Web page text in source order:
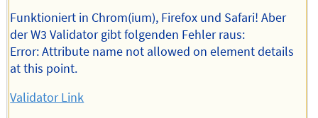
Funktioniert in Chrom(ium), Firefox und Safari! Aber
der W3 Validator gibt folgenden Fehler raus:
Error: Attribute name not allowed on element details
at this point.
Validator Link